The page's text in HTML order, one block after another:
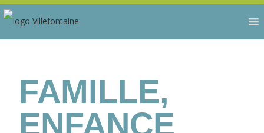
FAMILLE,
ENFANCE